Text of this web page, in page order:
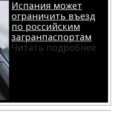
Испания может
ограничить въезд
по российским
загранпаспортам
Читать подробнее